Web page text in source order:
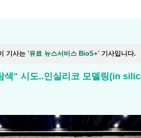
기사는 '유료 뉴스서비스 BioS+' 기사입니다.
" 시도..인실리코 모델링(in